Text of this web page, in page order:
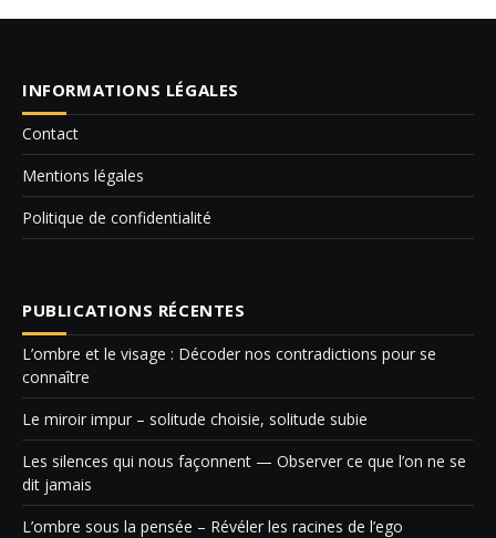
INFORMATIONS LÉGALES
Contact
Mentions légales
Politique de confidentialité
PUBLICATIONS RÉCENTES
L’ombre et le visage : Décoder nos contradictions pour se
connaître
Le miroir impur – solitude choisie, solitude subie
Les silences qui nous façonnent — Observer ce que l’on ne se
dit jamais
L’ombre sous la pensée – Révéler les racines de l’ego